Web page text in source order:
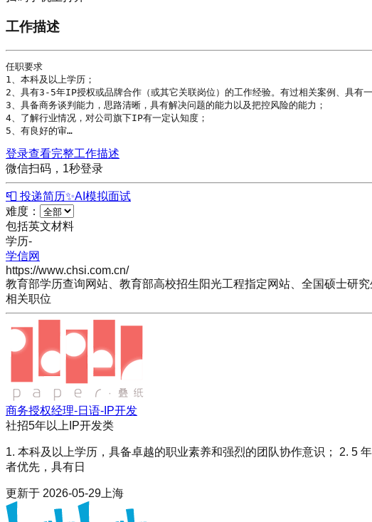
工作描述
任职要求
1、本科及以上学历 ；
2、具有3-5年IP授权或品牌合作（或其它关联岗位）的工作经验。有过相关案例、具
3、具备商务谈判能力，思路清晰，具有解决问题的能力以及把控风险的能力；
4、了解行业情况，对公司旗下IP有一定认知度；
5、有良好的审…
登录查看完整工作描述
微信扫码，1秒登录
📮 投递简历✨AI模拟面试
难度：
包括英文材料
学历-
学信网
https://www.chsi.com.cn/
教育部学历查询网站、教育部高校招生阳光工程指定网站、全国硕士研究
相关职位
商务授权经理-日语-IP开发
社招5年以上 IP开发类
1. 本科及以上学历，具备卓越的职业素养和强烈的团队协作意识； 2. 5
者优先，具有日
更新于 2026-05-29 上海